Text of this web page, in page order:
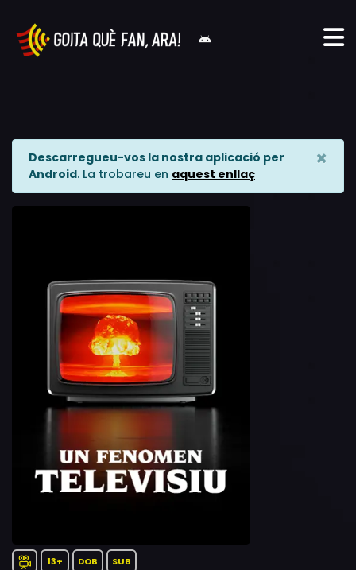
Descarregueu-vos la nostra aplicació per
Android. La trobareu en aquest enllaç
×
13+ DOB SUB